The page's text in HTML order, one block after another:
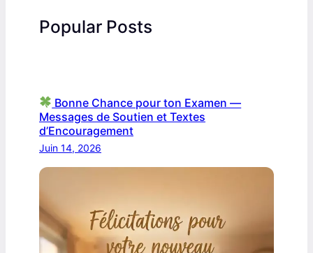
Popular Posts
Bonne Chance pour ton Examen —
Messages de Soutien et Textes
d’Encouragement
Juin 14, 2026